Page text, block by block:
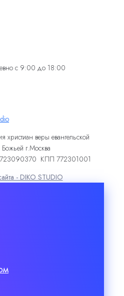
с 9:00 до 18:00
христиан веры евангельской
г.Москва
КПП 772301001
- DIKO STUDIO